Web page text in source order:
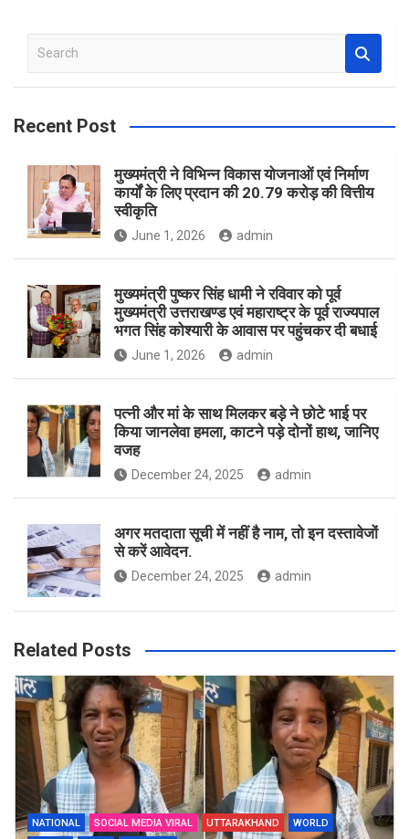
a
c
Recent Post
मुख्यमंत्री ने विभिन्न विकास योजनाओं एवं निर्माण
कार्यों के लिए प्रदान की 20.79 करोड़ की वित्तीय
स्वीकृति
June 1, 2026 admin
मुख्यमंत्री पुष्कर सिंह धामी ने रविवार को पूर्व
मुख्यमंत्री उत्तराखण्ड एवं महाराष्ट्र के पूर्व राज्यपाल
भगत सिंह कोश्यारी के आवास पर पहुंचकर दी बधाई
June 1, 2026 admin
पत्नी और मां के साथ मिलकर बड़े ने छोटे भाई पर
किया जानलेवा हमला, काटने पड़े दोनों हाथ, जानिए
वजह
December 24, 2025 admin
अगर मतदाता सूची में नहीं है नाम, तो इन दस्तावेजों
से करें आवेदन.
December 24, 2025 admin
Related Posts
NATIONAL SOCIAL MEDIA VIRAL UTTARAKHAND WORLD